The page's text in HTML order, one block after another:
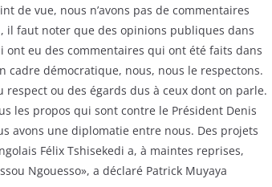
de vue, nous n’avons pas de commentaires
il faut noter que des opinions publiques dans
eu des commentaires qui ont été faits dans
cadre démocratique, nous, nous le respectons.
respect ou des égards dus à ceux dont on parle.
les propos qui sont contre le Président Denis
avons une diplomatie entre nous. Des projets
Félix Tshisekedi a, à maintes reprises,
Ngouesso», a déclaré Patrick Muyaya